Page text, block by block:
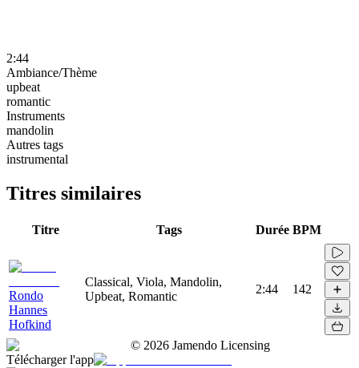
2:44
Ambiance/Thème
upbeat
romantic
Instruments
mandolin
Autres tags
instrumental
Titres similaires
Titre Tags Durée BPM
Rondo
Hannes
Hofkind
Classical, Viola, Mandolin,
Upbeat, Romantic
2:44 142
© 2026 Jamendo Licensing
Télécharger l'app